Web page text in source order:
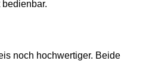
noch hochwertiger. Beide